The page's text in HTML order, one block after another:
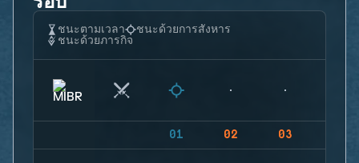
ชนะตามเวลา
ชนะด้วยการสังหาร
ชนะด้วยภารกิจ
01 02 03